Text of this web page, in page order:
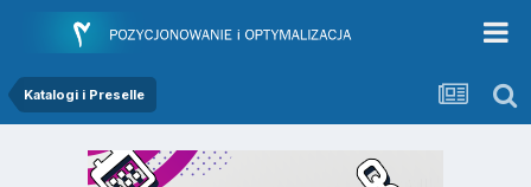
Katalogi i Preselle